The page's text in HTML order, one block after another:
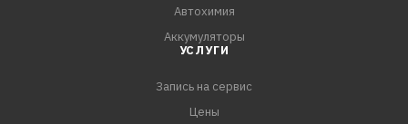
Автохимия
Аккумуляторы
УСЛУГИ
Запись на сервис
Цены